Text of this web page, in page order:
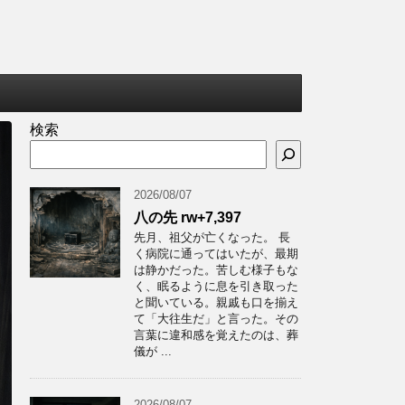
検索
2026/08/07
八の先 rw+7,397
先月、祖父が亡くなった。 長
く病院に通ってはいたが、最期
は静かだった。苦しむ様子もな
く、眠るように息を引き取った
と聞いている。親戚も口を揃え
て「大往生だ」と言った。その
言葉に違和感を覚えたのは、葬
儀が ...